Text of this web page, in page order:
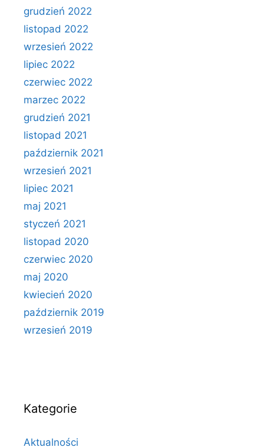
grudzień 2022
listopad 2022
wrzesień 2022
lipiec 2022
czerwiec 2022
marzec 2022
grudzień 2021
listopad 2021
październik 2021
wrzesień 2021
lipiec 2021
maj 2021
styczeń 2021
listopad 2020
czerwiec 2020
maj 2020
kwiecień 2020
październik 2019
wrzesień 2019
Kategorie
Aktualności